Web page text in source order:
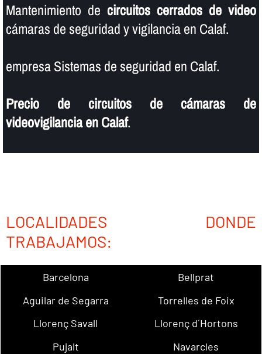
Mantenimiento de circuitos cerrados de video
cámaras de seguridad y vigilancia en Calaf.
empresa Sistemas de seguridad en Calaf.
Precio de circuitos de cámaras de
videovigilancia en Calaf.
LOCALIDADES DONDE
TRABAJAMOS:
Barcelona
Bellprat
Aguilar de Segarra
Torrelles de Foix
Llorenç Savall
Llorenç d´Hortons
Pujalt
Navarcles